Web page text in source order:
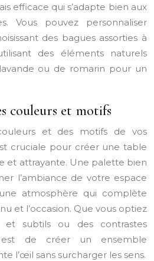
efficace qui s’adapte bien aux
Vous pouvez personnaliser
des bagues assorties à
des éléments naturels
ou de romarin pour un
couleurs et motifs
et des motifs de vos
cruciale pour créer une table
et attrayante. Une palette bien
l’ambiance de votre espace
atmosphère qui complète
et l’occasion. Que vous optiez
subtils ou des contrastes
est de créer un ensemble
l’œil sans surcharger les sens.